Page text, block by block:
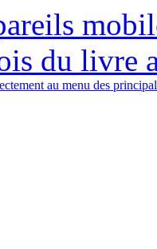
du livre
au menu des